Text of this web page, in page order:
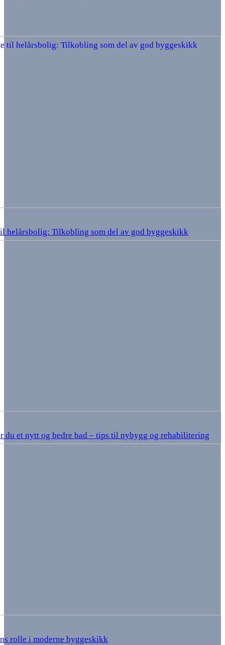
helårsbolig: Tilkobling som del av god byggeskikk
du et nytt og bedre bad – tips til nybygg og rehabilitering
rolle i moderne byggeskikk